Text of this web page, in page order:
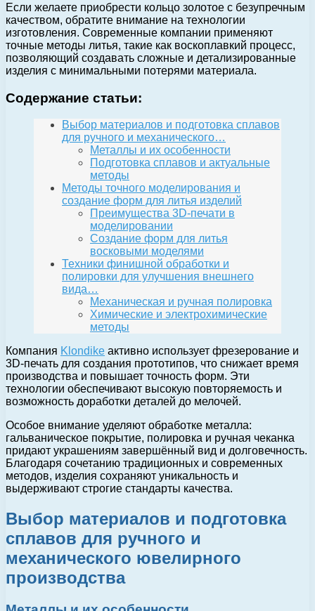
Если желаете приобрести кольцо золотое с безупречным
качеством, обратите внимание на технологии
изготовления. Современные компании применяют
точные методы литья, такие как воскоплавкий процесс,
позволяющий создавать сложные и детализированные
изделия с минимальными потерями материала.
Содержание статьи:
Выбор материалов и подготовка сплавов
для ручного и механического…
Металлы и их особенности
Подготовка сплавов и актуальные
методы
Методы точного моделирования и
создание форм для литья изделий
Преимущества 3D-печати в
моделировании
Создание форм для литья
восковыми моделями
Техники финишной обработки и
полировки для улучшения внешнего
вида…
Механическая и ручная полировка
Химические и электрохимические
методы
Компания Klondike активно использует фрезерование и
3D-печать для создания прототипов, что снижает время
производства и повышает точность форм. Эти
технологии обеспечивают высокую повторяемость и
возможность доработки деталей до мелочей.
Особое внимание уделяют обработке металла:
гальваническое покрытие, полировка и ручная чеканка
придают украшениям завершённый вид и долговечность.
Благодаря сочетанию традиционных и современных
методов, изделия сохраняют уникальность и
выдерживают строгие стандарты качества.
Выбор материалов и подготовка
сплавов для ручного и
механического ювелирного
производства